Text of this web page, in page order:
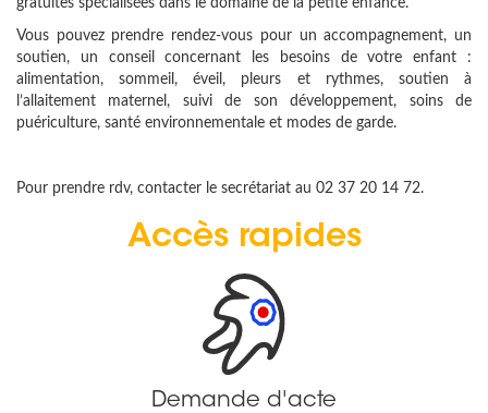
gratuites spécialisées dans le domaine de la petite enfance.
Vous pouvez prendre rendez-vous pour un accompagnement, un
soutien, un conseil concernant les besoins de votre enfant :
alimentation, sommeil, éveil, pleurs et rythmes, soutien à
l’allaitement maternel, suivi de son développement, soins de
puériculture, santé environnementale et modes de garde.
Pour prendre rdv, contacter le secrétariat au 02 37 20 14 72.
Accès rapides
Demande d'acte